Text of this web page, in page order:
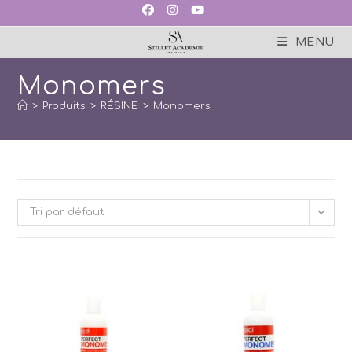
MENU
Monomers
> Produits > RÉSINE > Monomers
Tri par défaut